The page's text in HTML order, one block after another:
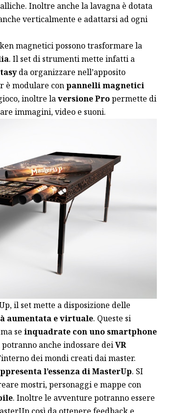
Inoltre anche la lavagna è dotata
verticalmente e adattarsi ad ogni
magnetici possono trasformare la
. Il set di strumenti mette infatti a
da organizzare nell’apposito
è modulare conpannelli magnetici
inoltre laversione Propermette di
immagini, video e suoni.
il set mette a disposizione delle
aumentata e virtuale. Queste si
se inquadrate con uno smartphone
anche indossare deiVR
dei mondi creati dai master.
l’essenza di MasterUp. SI
mostri, personaggi e mappe con
. Inoltre le avventure potranno essere